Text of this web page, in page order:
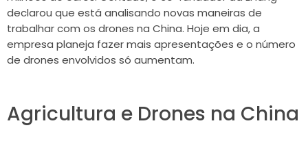
declarou que está analisando novas maneiras de
trabalhar com os drones na China. Hoje em dia, a
empresa planeja fazer mais apresentações e o número
de drones envolvidos só aumentam.
Agricultura e Drones na China